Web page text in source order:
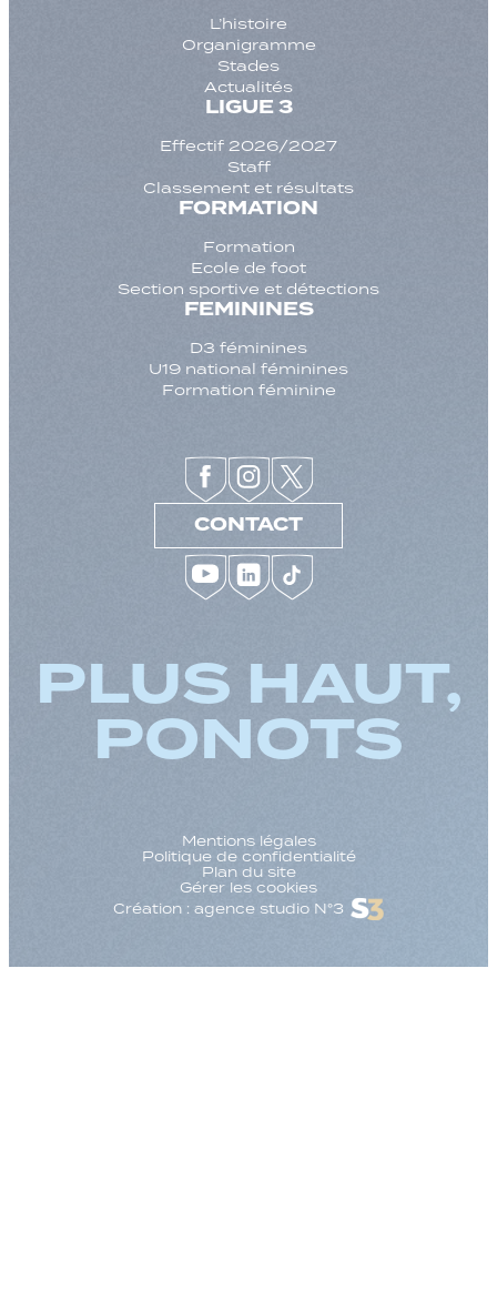
L’histoire
Organigramme
Stades
Actualités
LIGUE 3
Effectif 2026/2027
Staff
Classement et résultats
FORMATION
Formation
Ecole de foot
Section sportive et détections
FEMININES
D3 féminines
U19 national féminines
Formation féminine
CONTACT
PLUS HAUT,
PONOTS
Mentions légales
Politique de confidentialité
Plan du site
Gérer les cookies
Création : agence studio N°3